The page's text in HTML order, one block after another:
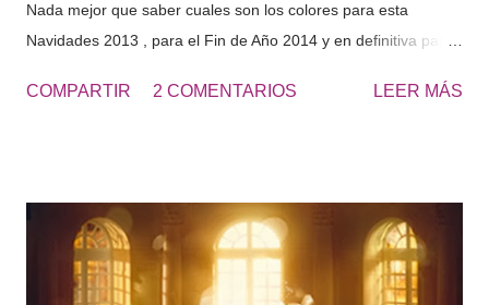
Nada mejor que saber cuales son los colores para esta
Navidades 2013 , para el Fin de Año 2014 y en definitiva para
Aderezo de oro. El oro, presente en la creación de Christian
DE UÑAS COUTURE, brillan y resplandecen en un marco
incomparable, como es Palacio de Versalles Dior sigue
innovando en la manicura y nos presenta el Diorific Duo
COMPARTIR 2 COMENTARIOS LEER MÁS